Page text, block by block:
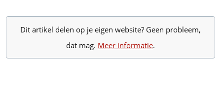
Dit artikel delen op je eigen website? Geen probleem,
dat mag. Meer informatie.